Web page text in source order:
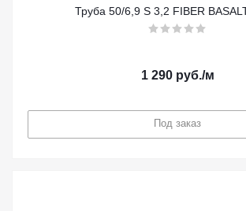
Труба 50/6,9 S 3,2 FIBER
1 290руб./м
Под заказ